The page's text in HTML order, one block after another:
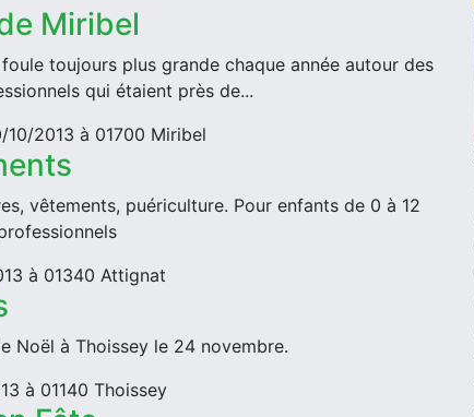
Miribel
toujours plus grande chaque année autour des
qui étaient près de...
2013 à 01700 Miribel
vêtements, puériculture. Pour enfants de 0 à 12
à 01340 Attignat
Noël à Thoissey le 24 novembre.
à 01140 Thoissey